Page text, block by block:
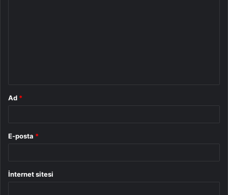
Ad *
E-posta *
İnternet sitesi